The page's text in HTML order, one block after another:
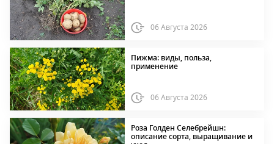
06 Августа 2026
Пижма: виды, польза,
применение
06 Августа 2026
Роза Голден Селебрейшн:
описание сорта, выращивание и